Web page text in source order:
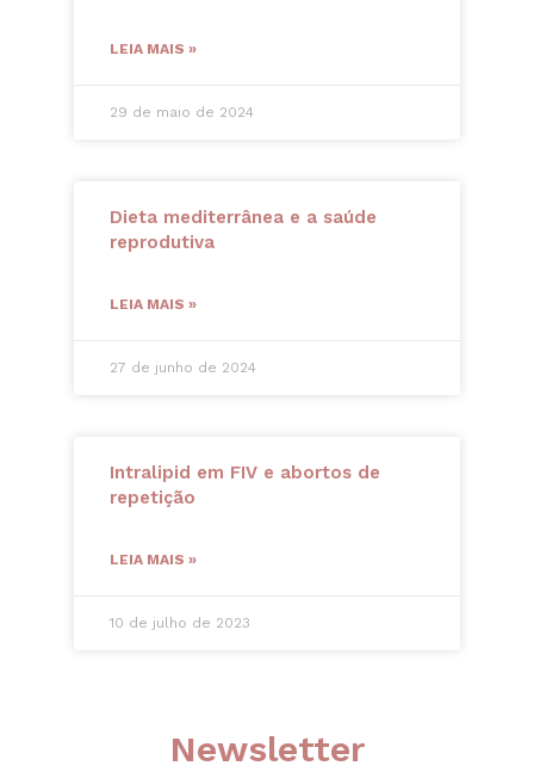
LEIA MAIS »
29 de maio de 2024
Dieta mediterrânea e a saúde
reprodutiva
LEIA MAIS »
27 de junho de 2024
Intralipid em FIV e abortos de
repetição
LEIA MAIS »
10 de julho de 2023
Newsletter